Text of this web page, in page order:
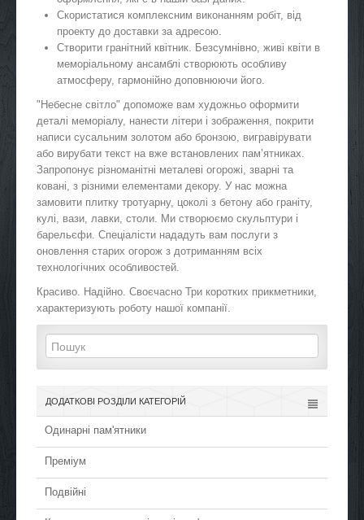
Скористатися комплексним виконанням робіт, від
проекту до доставки за адресою.
Створити гранітний квітник. Безсумнівно, живі квіти в
меморіальному ансамблі створюють особливу
атмосферу, гармонійно доповнюючи його.
"Небесне світло" допоможе вам художньо оформити
деталі меморіалу, нанести літери і зображення, покрити
написи сусальним золотом або бронзою, вигравірувати
або вирубати текст на вже встановлених пам’ятниках.
Запропонує різноманітні металеві огорожі, зварні та
ковані, з різними елементами декору. У нас можна
замовити плитку тротуарну, цоколі з бетону або граніту,
кулі, вази, лавки, столи. Ми створюємо скульптури і
барельєфи. Спеціалісти нададуть вам послуги з
оновлення старих огорож з дотриманням всіх
технологічних особливостей.
Красиво. Надійно. Своєчасно Три коротких прикметники,
характеризують роботу нашої компанії.
ДОДАТКОВІ РОЗДІЛИ КАТЕГОРІЙ
Одинарні пам'ятники
Преміум
Подвійні